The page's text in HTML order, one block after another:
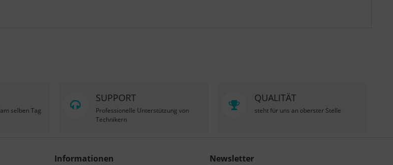
selben Tag
SUPPORT
Professionelle Unterstützung von
Technikern
QUALITÄT
steht für uns an oberster Stelle
Informationen Newsletter